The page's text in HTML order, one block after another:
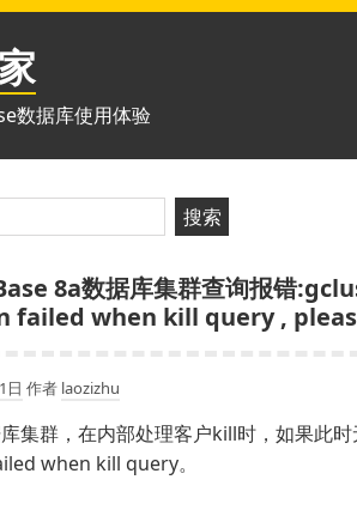
数据库使用体验
8a数据库集群查询报错
failed when kill query ,
日 作者 laozizhu
集群，在内部处理客户kill时，如果此
when kill query。